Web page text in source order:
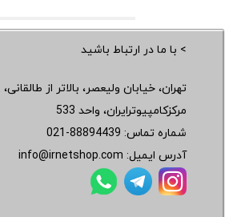
> با ما در ارتباط باشید
تهران، خیابان ولیعصر، بالاتر از طالقانی،
مرکزکامپیوترایران، واحد 533
شماره تماس: 021-88894439
آدرس ایمیل: info@irnetshop.com